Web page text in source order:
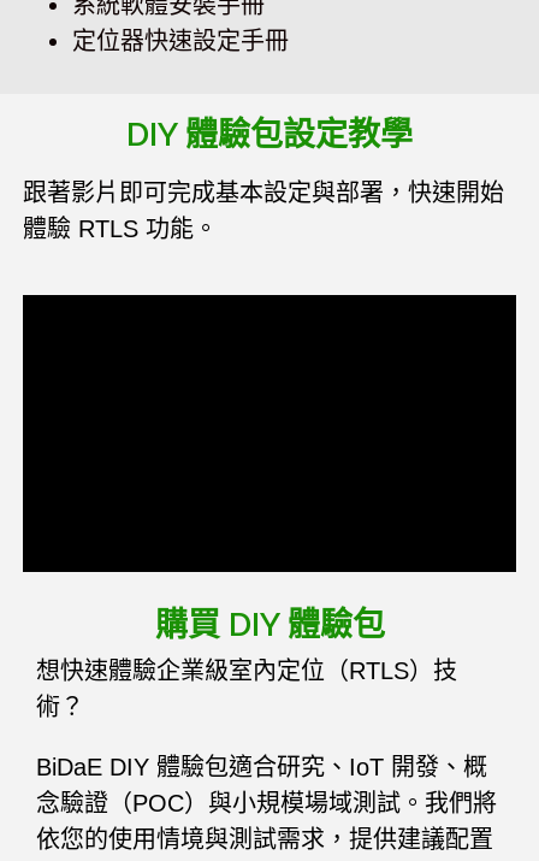
定位器快速設定手冊
DIY 體驗包設定教學
跟著影片即可完成基本設定與部署，快速開始
體驗 RTLS 功能。
購買 DIY 體驗包
想快速體驗企業級室內定位（RTLS）技
術？
BiDaE DIY 體驗包適合研究、IoT 開發、概
念驗證（POC）與小規模場域測試。我們將
依您的使用情境與測試需求，提供建議配置